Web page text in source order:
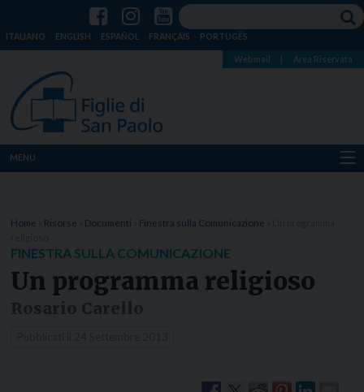
ITALIANO ENGLISH ESPAÑOL FRANÇAIS PORTUGÊS
Webmail Area Riservata
MENU
Dove siamo
Notizie
Home Risorse Documenti Finestra sulla Comunicazione
FINESTRA SULLA COMUNICAZIONE
Un programma religioso